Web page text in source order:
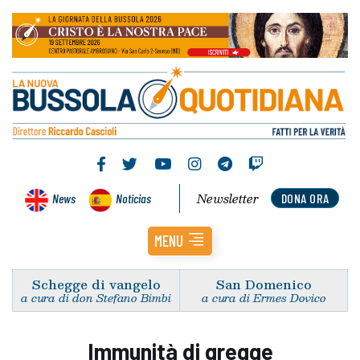
News Noticias DONA ORA
Newsletter
MENU
Schegge di vangelo
a cura di don Stefano Bimbi
San Domenico
a cura di Ermes Dovico
Immunità di gregge